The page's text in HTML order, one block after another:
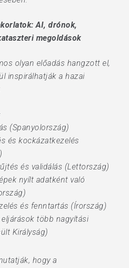
AI, drónok,
megoldások
olyan előadás hangzott el,
inspirálhatják a hazai
(Spanyolország)
és kockázatkezelés
és validálás (Lettország)
nyílt adatként való
és fenntartás (Írország)
több nagyítási
Királyság)
hogy a